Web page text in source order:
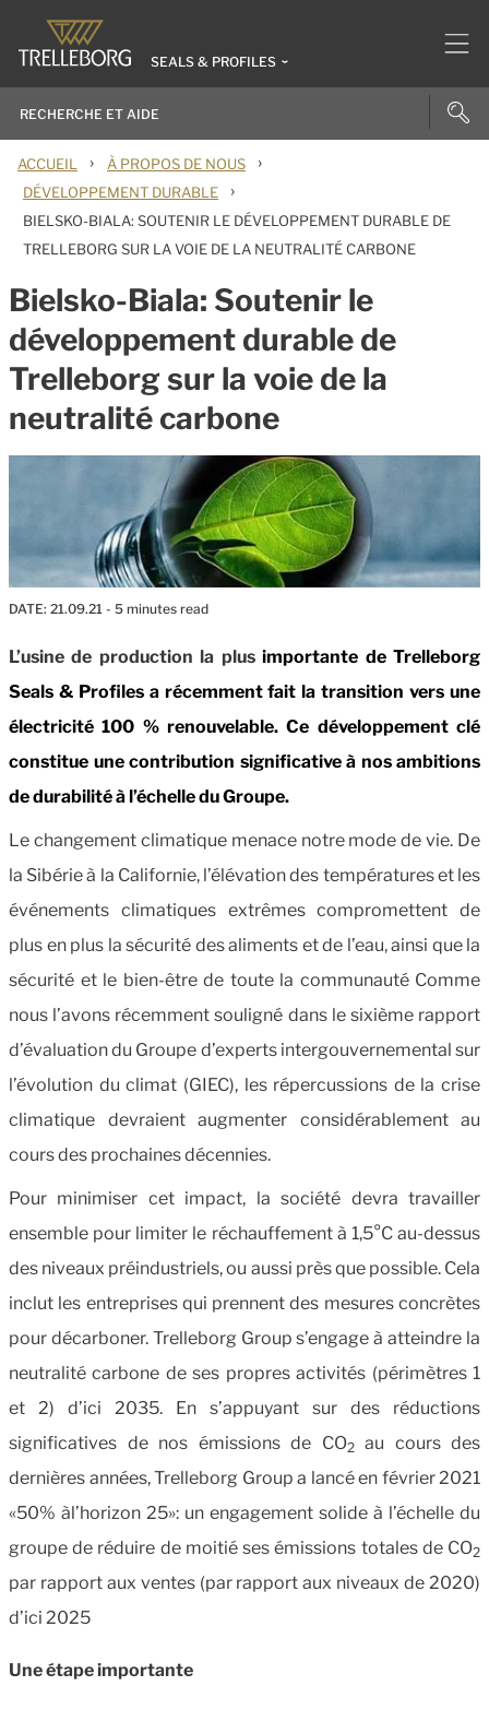
SEALS & PROFILES
ACCUEIL › À PROPOS DE NOUS ›
DÉVELOPPEMENT DURABLE ›
BIELSKO-BIALA: SOUTENIR LE DÉVELOPPEMENT DURABLE DE
TRELLEBORG SUR LA VOIE DE LA NEUTRALITÉ CARBONE
Bielsko-Biala: Soutenir le
développement durable de
Trelleborg sur la voie de la
neutralité carbone
DATE: 21.09.21 - 5 minutes read
L’usine de production la plusimportante de Trelleborg
Seals & Profiles a récemment fait la transition vers une
électricité 100 % renouvelable. Ce développement clé
constitue une contribution significative à nos ambitions
de durabilité à l’échelle du Groupe.
Le changement climatique menace notre mode de vie. De
la Sibérie à la Californie, l’élévation des températures et les
événements climatiques extrêmes compromettent de
plus en plus la sécurité des aliments et de l’eau, ainsi que la
sécurité et le bien-être de toute la communauté Comme
nous l’avons récemment souligné dans le sixième rapport
d’évaluation du Groupe d’experts intergouvernemental sur
l’évolution du climat (GIEC), les répercussions de la crise
climatique devraient augmenter considérablement au
cours des prochaines décennies.
Pour minimiser cet impact, la société devra travailler
ensemble pour limiter le réchauffement à 1,5°C au-dessus
des niveaux préindustriels, ou aussi près que possible. Cela
inclut les entreprises qui prennent des mesures concrètes
pour décarboner. Trelleborg Group s’engage à atteindre la
neutralité carbone de ses propres activités (périmètres 1
et 2) d’ici 2035. En s’appuyant sur des réductions
significatives de nos émissions de CO2au cours des
dernières années, Trelleborg Group a lancé en février 2021
«50% àl’horizon 25»: un engagement solide à l’échelle du
groupe de réduire de moitié ses émissions totales de CO2
par rapport aux ventes (par rapport aux niveaux de 2020)
d’ici 2025
Une étape importante